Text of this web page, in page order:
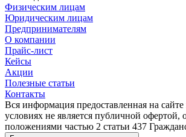
Физическим лицам
Юридическим лицам
Предпринимателям
О компании
Прайс-лист
Кейсы
Акции
Полезные статьи
Контакты
Вся информация предоставленная на
условиях не является публичной офертой,
положениями частью 2 статьи 437